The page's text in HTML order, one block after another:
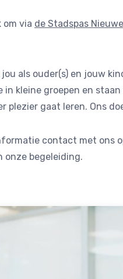
om via de Stadspas
als ouder(s) en jouw
in kleine groepen en
plezier gaat leren. Ons
contact met ons
onze begeleiding.